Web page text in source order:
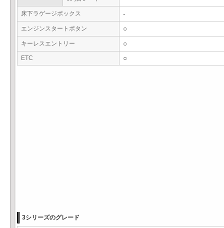
床下ラゲージボックス -
エンジンスタートボタン ○
キーレスエントリー ○
ETC ○
3シリーズのグレード